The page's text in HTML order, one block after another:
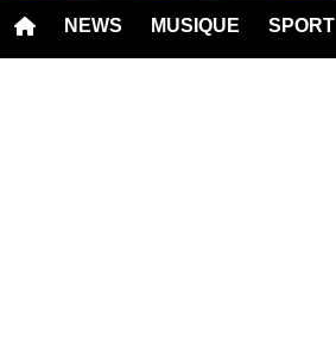
NEWS MUSIQUE SPORT